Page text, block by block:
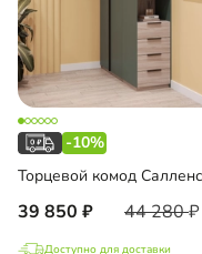
-10%
39 850 44 280
Доступно для доставки